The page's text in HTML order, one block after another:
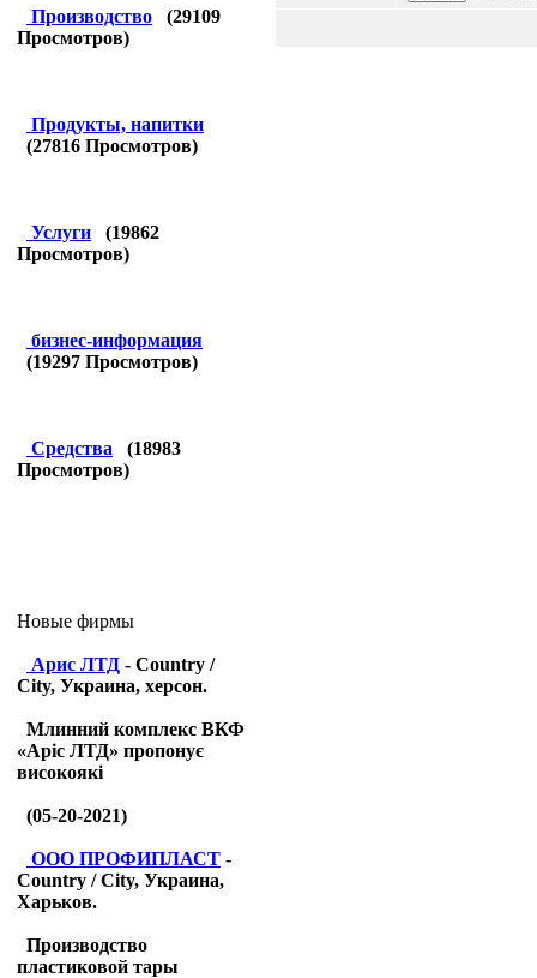
Производство (29109
Просмотров)
Продукты, напитки
(27816 Просмотров)
Услуги (19862
Просмотров)
бизнес-информация
(19297 Просмотров)
Средства (18983
Просмотров)
Новые фирмы
Арис ЛТД - Country /
City, Украина, херсон.
Млинний комплекс ВКФ
«Аріс ЛТД» пропонує
високоякі
(05-20-2021)
ООО ПРОФИПЛАСТ -
Country / City, Украина,
Харьков.
Производство
пластиковой тары